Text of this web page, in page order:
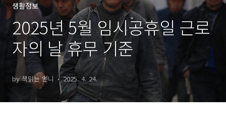
생활정보
2025년 5월 임시공휴일 근로
자의 날 휴무 기준
by 책읽는 언니 2025. 4. 24.